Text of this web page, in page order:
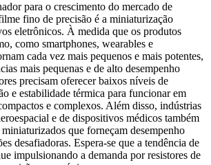
para o crescimento do mercado de
fino de precisão é a miniaturização
eletrônicos. À medida que os produtos
como smartphones, wearables e
cada vez mais pequenos e mais potentes,
mais pequenas e de alto desempenho
precisam oferecer baixos níveis de
e estabilidade térmica para funcionar em
e complexos. Além disso, indústrias
e de dispositivos médicos também
que forneçam desempenho
desafiadoras. Espera-se que a tendência de
impulsionando a demanda por resistores de